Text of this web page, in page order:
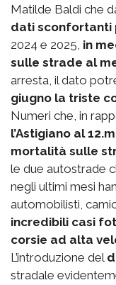
Matilde Baldi che
dati sconfortanti
2024 e 2025, in
sulle strade al
arresta, il dato
giugno la triste
Numeri che, in
l’Astigiano al
mortalità sulle
le due autostrade
negli ultimi mesi
automobilisti,
incredibili casi
corsie ad alta
L’introduzione del
stradale